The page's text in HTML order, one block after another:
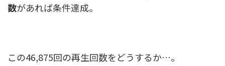
数があれば条件達成。
この46,875回の再生回数をどうするか…。